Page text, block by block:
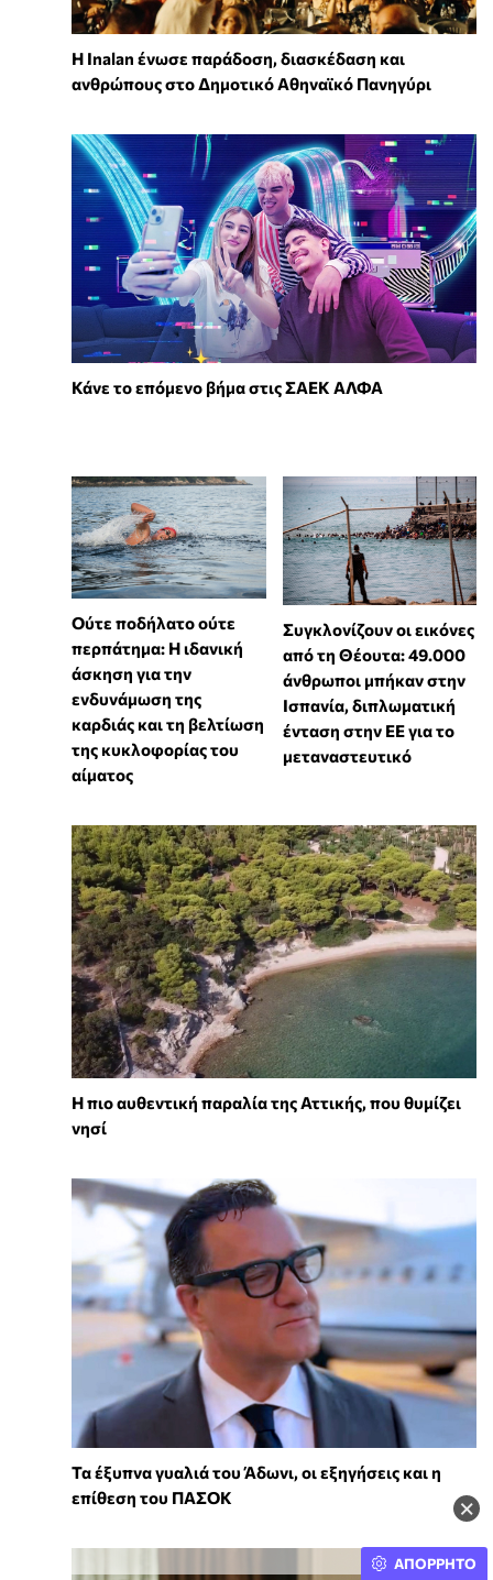
×
Η Inalan ένωσε παράδοση, διασκέδαση και
ανθρώπους στο Δημοτικό Αθηναϊκό Πανηγύρι
Κάνε το επόμενο βήμα στις ΣΑΕΚ ΑΛΦΑ
Ούτε ποδήλατο ούτε
περπάτημα: Η ιδανική
άσκηση για την
ενδυνάμωση της
καρδιάς και τη βελτίωση
της κυκλοφορίας του
αίματος
Συγκλονίζουν οι εικόνες
από τη Θέουτα: 49.000
άνθρωποι μπήκαν στην
Ισπανία, διπλωματική
ένταση στην ΕΕ για το
μεταναστευτικό
Η πιο αυθεντική παραλία της Αττικής, που θυμίζει
νησί
Τα έξυπνα γυαλιά του Άδωνι, οι εξηγήσεις και η
επίθεση του ΠΑΣΟΚ
ΑΠΟΡΡΗΤΟ